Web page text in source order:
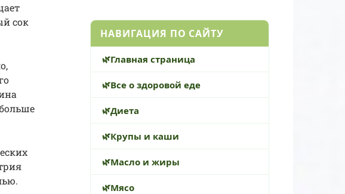
сок
НАВИГАЦИЯ ПО САЙТУ
Главная страница
Все о здоровой еде
Диета
Крупы и каши
Масло и жиры
Мясо